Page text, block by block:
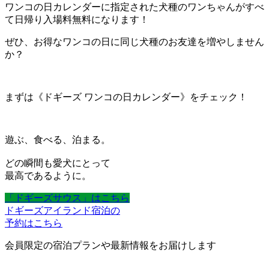
ワンコの日カレンダーに指定された犬種のワンちゃんがすべ
て日帰り入場料無料になります！
ぜひ、お得なワンコの日に同じ犬種のお友達を増やしません
か？
まずは《ドギーズ ワンコの日カレンダー》をチェック！
遊ぶ、食べる、泊まる。
どの瞬間も愛犬にとって
最高であるように。
「ドギーズサウス」はこちら
ドギーズアイランド宿泊の
予約はこちら
会員限定の宿泊プランや最新情報をお届けします